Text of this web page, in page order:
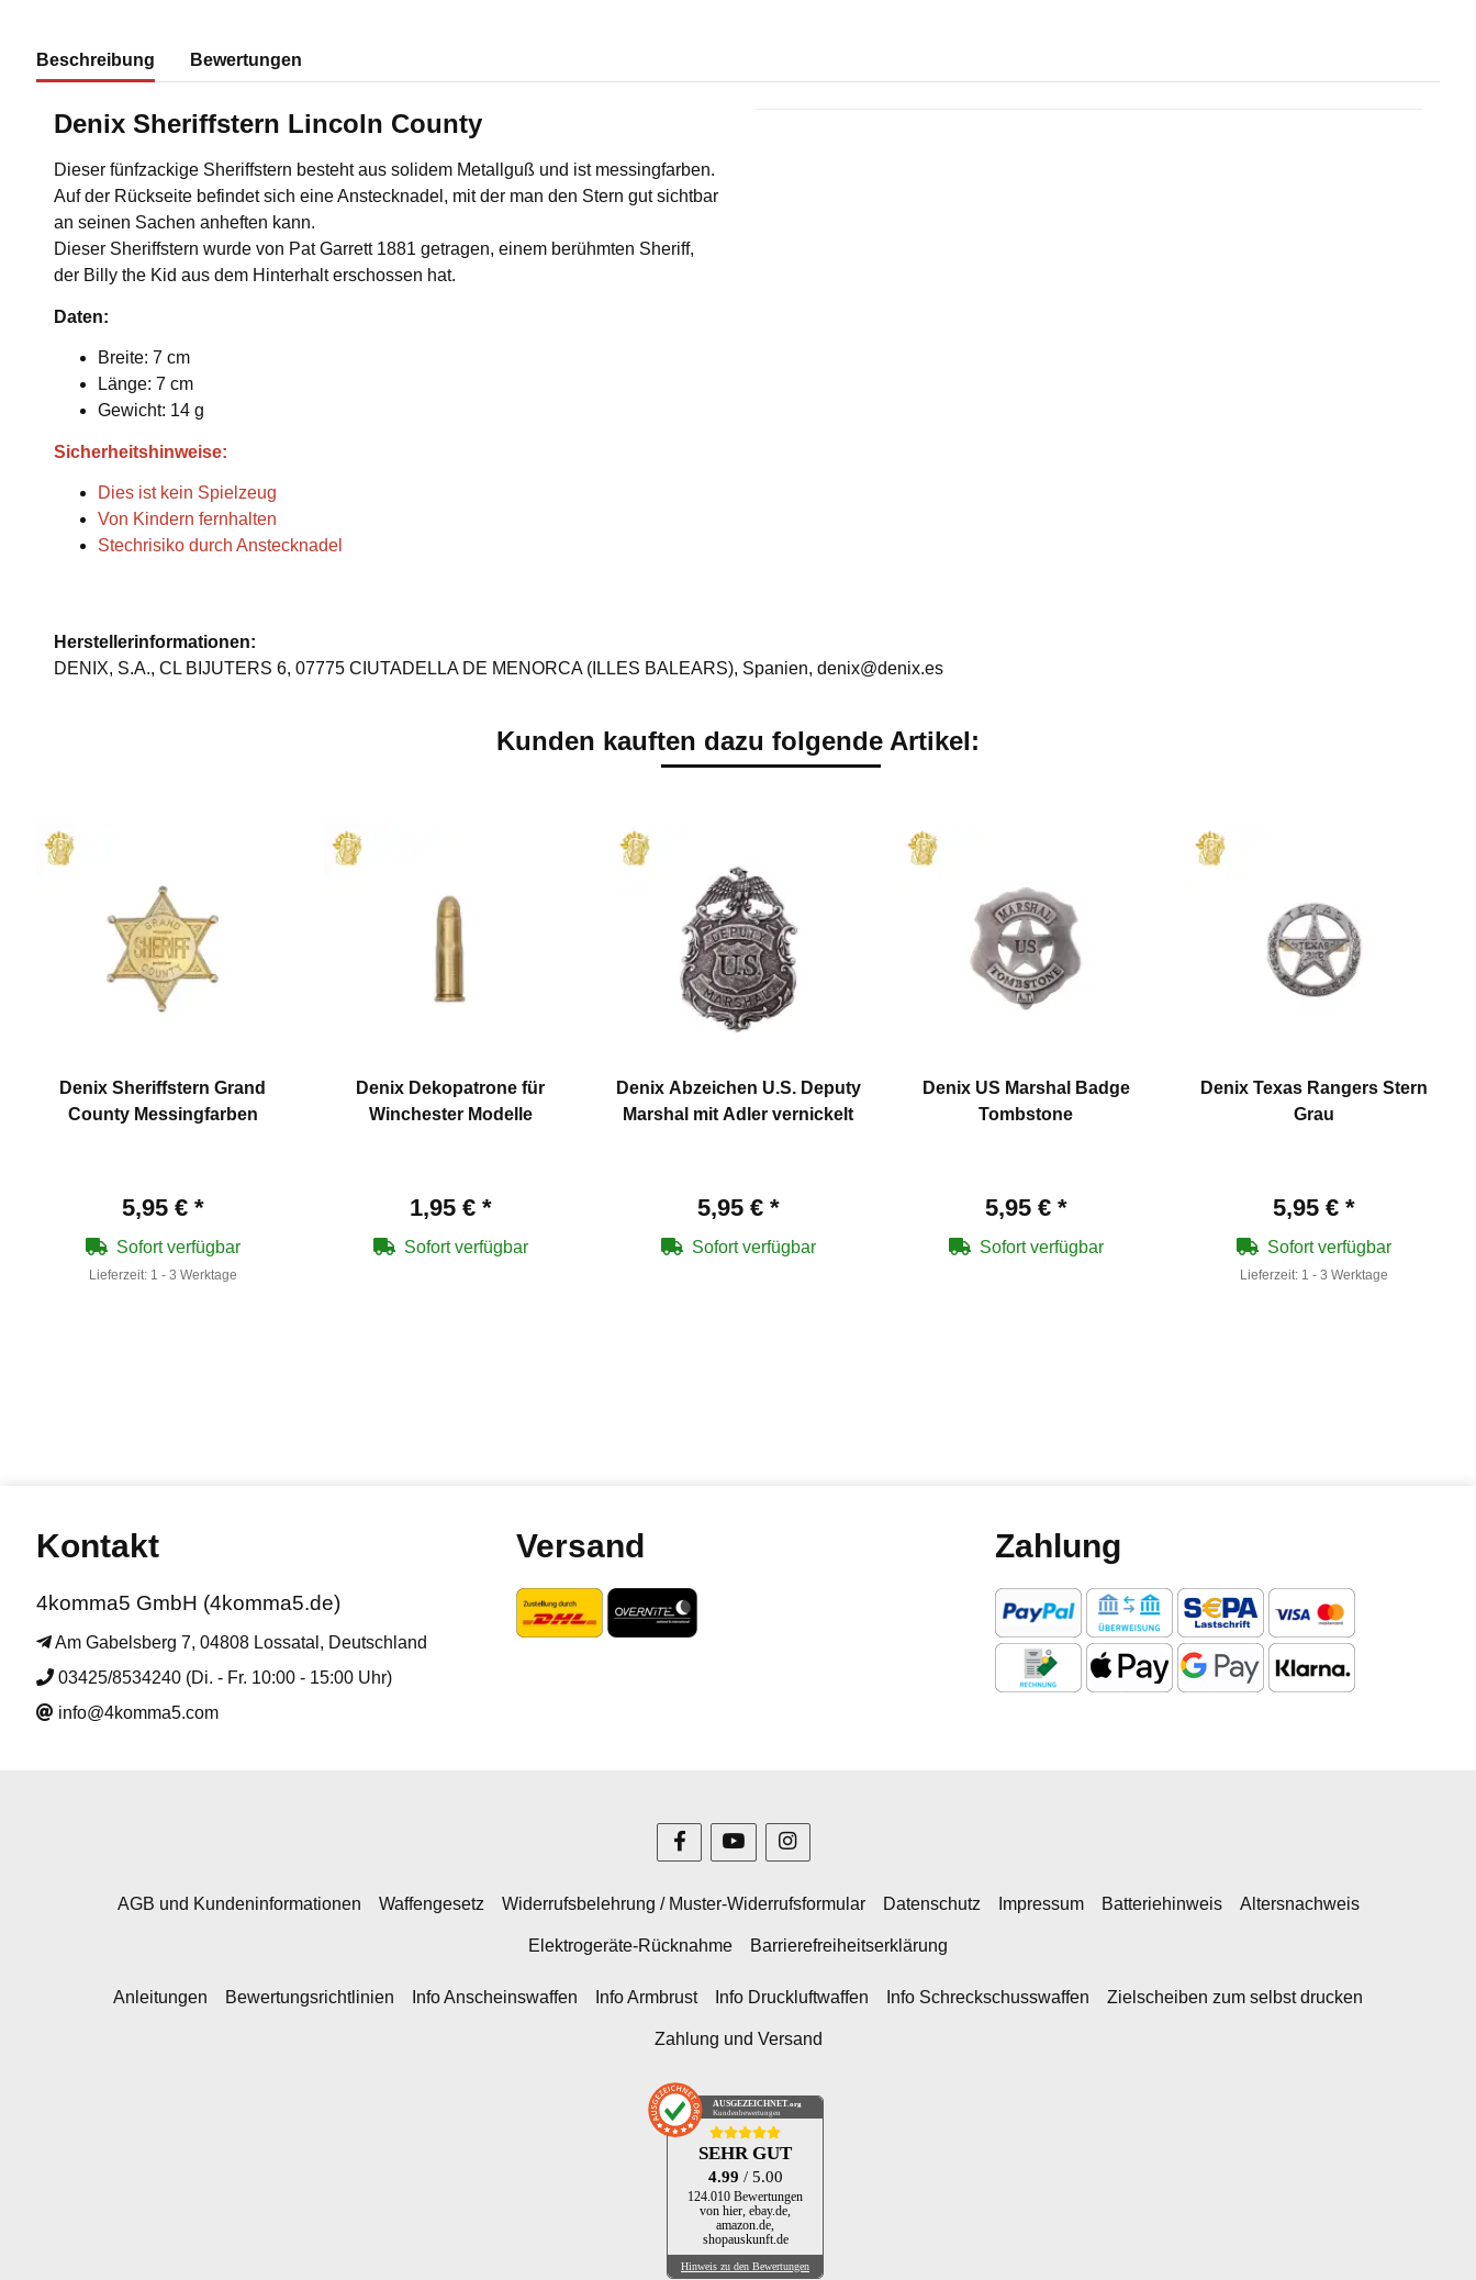
Beschreibung Bewertungen
Denix Sheriffstern Lincoln County
Dieser fünfzackige Sheriffstern besteht aus solidem Metallguß und ist messingfarben.
Auf der Rückseite befindet sich eine Anstecknadel, mit der man den Stern gut sichtbar
an seinen Sachen anheften kann.
Dieser Sheriffstern wurde von Pat Garrett 1881 getragen, einem berühmten Sheriff,
der Billy the Kid aus dem Hinterhalt erschossen hat.
Daten:
Breite: 7 cm
Länge: 7 cm
Gewicht: 14 g
Sicherheitshinweise:
Dies ist kein Spielzeug
Von Kindern fernhalten
Stechrisiko durch Anstecknadel
Herstellerinformationen:
DENIX, S.A., CL BIJUTERS 6, 07775 CIUTADELLA DE MENORCA (ILLES BALEARS), Spanien, denix@denix.es
Kunden kauften dazu folgende Artikel:
Denix Sheriffstern Grand
County Messingfarben
5,95 € *
Sofort verfügbar
Lieferzeit: 1 - 3 Werktage
Denix Dekopatrone für
Winchester Modelle
1,95 € *
Sofort verfügbar
Denix Abzeichen U.S. Deputy
Marshal mit Adler vernickelt
5,95 € *
Sofort verfügbar
Denix US Marshal Badge
Tombstone
5,95 € *
Sofort verfügbar
Denix Texas Rangers Stern
Grau
5,95 € *
Sofort verfügbar
Lieferzeit: 1 - 3 Werktage
Kontakt
4komma5 GmbH (4komma5.de)
Am Gabelsberg 7, 04808 Lossatal, Deutschland
03425/8534240 (Di. - Fr. 10:00 - 15:00 Uhr)
info@4komma5.com
Versand Zahlung
AGB und Kundeninformationen Waffengesetz Widerrufsbelehrung / Muster-Widerrufsformular Datenschutz Impressum Batteriehinweis Altersnachweis
Elektrogeräte-Rücknahme Barrierefreiheitserklärung
Anleitungen Bewertungsrichtlinien Info Anscheinswaffen Info Armbrust Info Druckluftwaffen Info Schreckschusswaffen Zielscheiben zum selbst drucken
Zahlung und Versand
AUSGEZEICHNET .org
Kundenbewertungen
SEHR GUT
4.99 / 5.00
124.010 Bewertungen
von hier, ebay.de,
amazon.de,
shopauskunft.de
Hinweis zu den Bewertungen